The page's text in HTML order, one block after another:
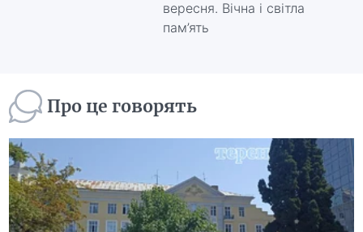
вересня. Вічна і світла
пам’ять
Про це говорять